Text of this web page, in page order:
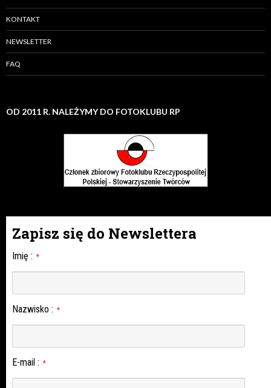
KONTAKT
NEWSLETTER
FAQ
OD 2011 R. NALEŻYMY DO FOTOKLUBU RP
Zapisz się do Newslettera
Imię : *
Nazwisko : *
E-mail : *